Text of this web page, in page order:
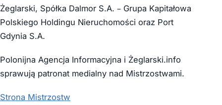
Żeglarski, Spółka Dalmor S.A. – Grupa Kapitałowa
Polskiego Holdingu Nieruchomości oraz Port
Gdynia S.A.
Polonijna Agencja Informacyjna i Żeglarski.info
sprawują patronat medialny nad Mistrzostwami.
Strona Mistrzostw